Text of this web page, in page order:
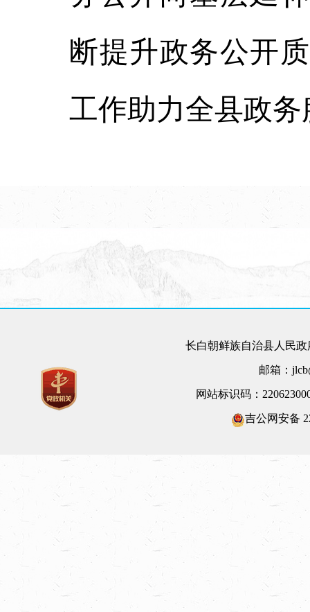
断提升政务公开
工作助力全县政
长白朝鲜族自治县人民
邮箱：
网站标识码：
吉公网安备